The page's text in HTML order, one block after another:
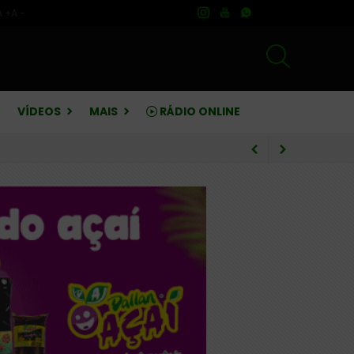
VÍDEOS MAIS RÁDIO ONLINE
críticas sobre finanças